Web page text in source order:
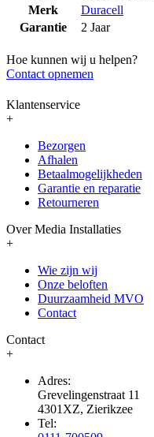
Merk
Duracell
Garantie
2 Jaar
Hoe kunnen wij u helpen?
Contact opnemen
Klantenservice
+
Bezorgen
Afhalen
Betaalmogelijkheden
Garantie en reparatie
Retourneren
Over Media Installaties
+
Wie zijn wij
Onze beloften
Duurzaamheid MVO
Contact
Contact
+
Adres:
Grevelingenstraat 11
4301XZ, Zierikzee
Tel: